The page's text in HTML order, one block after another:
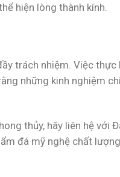
hiện lòng thành kính.
trách nhiệm. Việc thực
những kinh nghiệm
thủy, hãy liên hệ với
đá mỹ nghệ chất